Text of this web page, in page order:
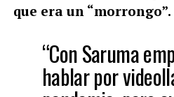
que era un “morrongo”.
“Con Saruma
hablar por